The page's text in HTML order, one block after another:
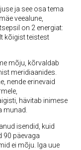
ja see osa tema
veealune,
on 2 energiat:
kõigist teistest
mõju, kõrvaldab
meridiaanides.
nende erinevaid
hävitab inimese
munad.
isendid, kuid
90 päevaga
ei mõju. Iga uue